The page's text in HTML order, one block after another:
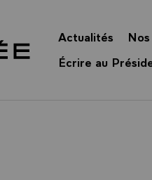
Actualités
Écrire au